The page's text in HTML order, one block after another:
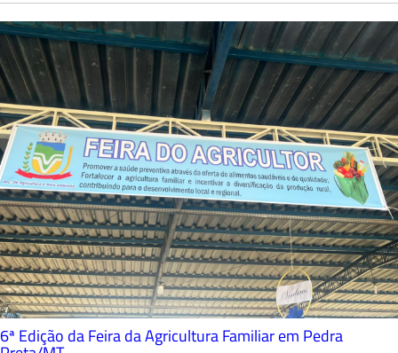
6ª Edição da Feira da Agricultura Familiar em Pedra